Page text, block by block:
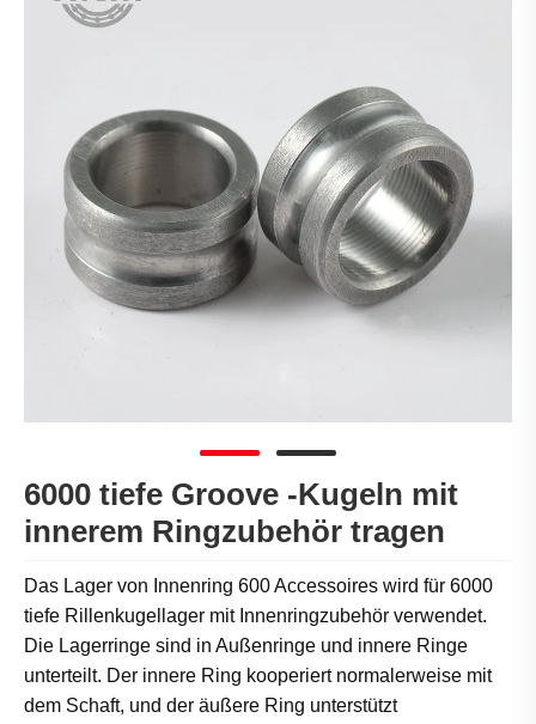
6000 tiefe Groove -Kugeln mit
innerem Ringzubehör tragen
Das Lager von Innenring 600 Accessoires wird für 6000
tiefe Rillenkugellager mit Innenringzubehör verwendet.
Die Lagerringe sind in Außenringe und innere Ringe
unterteilt. Der innere Ring kooperiert normalerweise mit
dem Schaft, und der äußere Ring unterstützt